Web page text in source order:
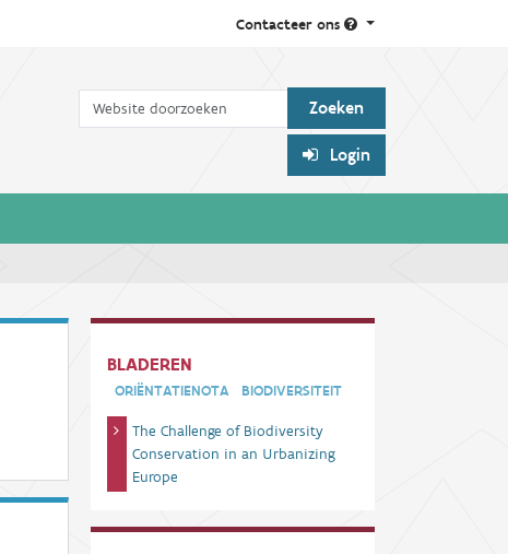
Contacteer ons
Zoek
Login
BLADEREN
ORIËNTATIENOTA BIODIVERSITEIT
The Challenge of Biodiversity
Conservation in an Urbanizing
Europe